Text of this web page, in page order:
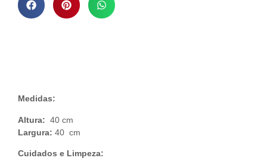
Medidas:
Altura: 40 cm
Largura: 40 cm
Cuidados e Limpeza: